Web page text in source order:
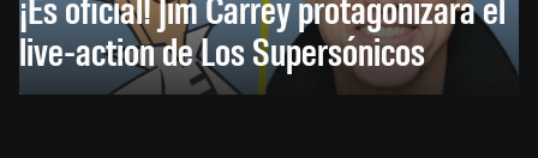
live-action de Los Supersónicos